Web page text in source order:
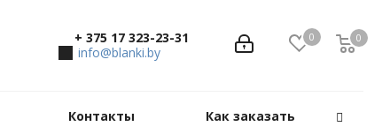
0 0
0
+ 375 17 323-23-31
info@blanki.by
Контакты Как заказать